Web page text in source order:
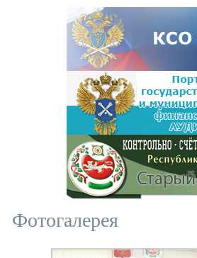
Фотогалерея